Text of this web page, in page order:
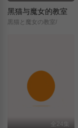
黑猫与魔女的教室
黒猫と魔女の教室/
全24集